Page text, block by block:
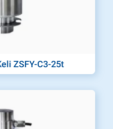
ZSFY-C3-25t